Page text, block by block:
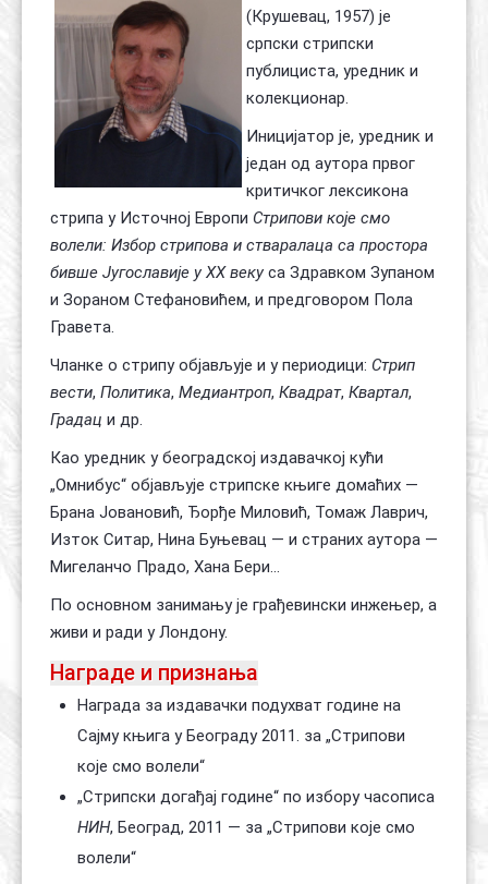
(Крушевац, 1957) је
српски стрипски
публициста, уредник и
колекционар.
Иницијатор је, уредник и
један од аутора првог
критичког лексикона
стрипа у Источној Европи Стрипови које смо
волели: Избор стрипова и стваралаца са простора
бивше Југославије у XX векуса Здравком Зупаном
и Зораном Стефановићем, и предговором Пола
Гравета.
Чланке о стрипу објављује и у периодици: Стрип
вести, Политика, Медиантроп, Квадрат, Квартал,
Градац и др.
Као уредник у београдској издавачкој кући
„Омнибус“ објављује стрипске књиге домаћих —
Брана Јовановић, Ђорђе Миловић, Томаж Лаврич,
Изток Ситар, Нина Буњевац — и страних аутора —
Мигеланчо Прадо, Хана Бери...
По основном занимању је грађевински инжењер, а
живи и ради у Лондону.
Награде и признања
Награда за издавачки подухват године на
Сајму књига у Београду 2011. за „Стрипови
које смо волели“
„Стрипски догађај године“ по избору часописа
НИН, Београд, 2011 — за „Стрипови које смо
волели“